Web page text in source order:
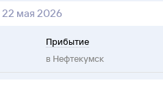
22 мая 2026
Прибытие
в Нефтекумск